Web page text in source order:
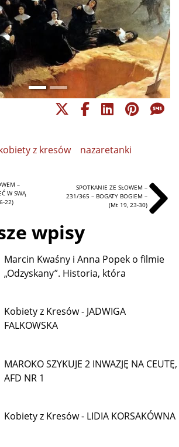
z kresów nazaretanki
–
W SWĄ
22)
SPOTKANIE ZE SŁOWEM –
231/365 – BOGATY BOGIEM –
(Mt 19, 23-30)
wpisy
Marcin Kwaśny i Anna Popek o filmie
„Odzyskany”. Historia, która
Kobiety z Kresów - JADWIGA
FALKOWSKA
MAROKO SZYKUJE 2 INWAZJĘ NA CEUTĘ,
AFD NR 1
Kobiety z Kresów - LIDIA KORSAKÓWNA